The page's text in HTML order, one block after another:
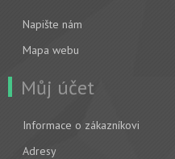
Napište nám
Mapa webu
Můj účet
Informace o zákazníkovi
Adresy